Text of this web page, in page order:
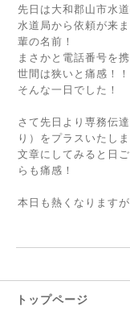
先日は大和郡山市水
水道局から依頼が来
輩の名前！
まさかと電話番号を
世間は狭いと痛感！！
そんな一日でした！
さて先日より専務伝
り）をプラスいたしま
文章にしてみると日
らも痛感！
本日も熱くなりますが
トップページ